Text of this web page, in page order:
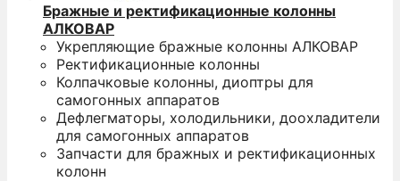
Бражные и ректификационные колонны
АЛКОВАР
Укрепляющие бражные колонны АЛКОВАР
Ректификационные колонны
Колпачковые колонны, диоптры для
самогонных аппаратов
Дефлегматоры, холодильники, доохладители
для самогонных аппаратов
Запчасти для бражных и ректификационных
колонн